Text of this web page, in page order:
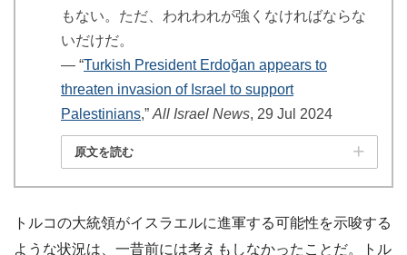
もない。ただ、われわれが強くなければならな
いだけだ。
― “Turkish President Erdoğan appears to
threaten invasion of Israel to support
Palestinians,” All Israel News, 29 Jul 2024
原文を読む
トルコの大統領がイスラエルに進軍する可能性を示唆する
ような状況は、一昔前には考えもしなかったことだ。トル